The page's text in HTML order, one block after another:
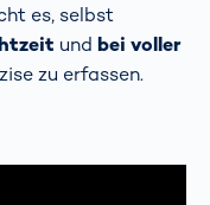
es, selbst
und bei voller
zu erfassen.